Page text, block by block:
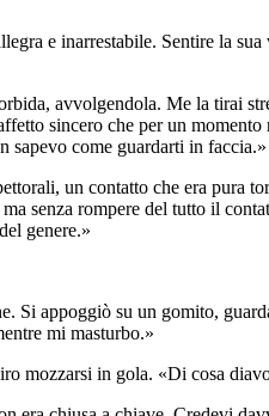
e inarrestabile. Sentire la
avvolgendola. Me la tirai
sincero che per un momento
sapevo come guardarti in faccia.»
un contatto che era pura
senza rompere del tutto il
genere.»
Si appoggiò su un gomito,
mi masturbo.»
mozzarsi in gola. «Di cosa